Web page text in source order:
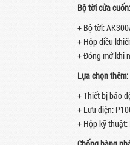
Bộ tời cửa cuốn:
+ Bộ tời:
+ Hộp điều
+ Đóng mở khi
Lựa chọn thêm:
+ Thiết bị báo
+ Lưu điện:
+ Hộp kỹ thuật: